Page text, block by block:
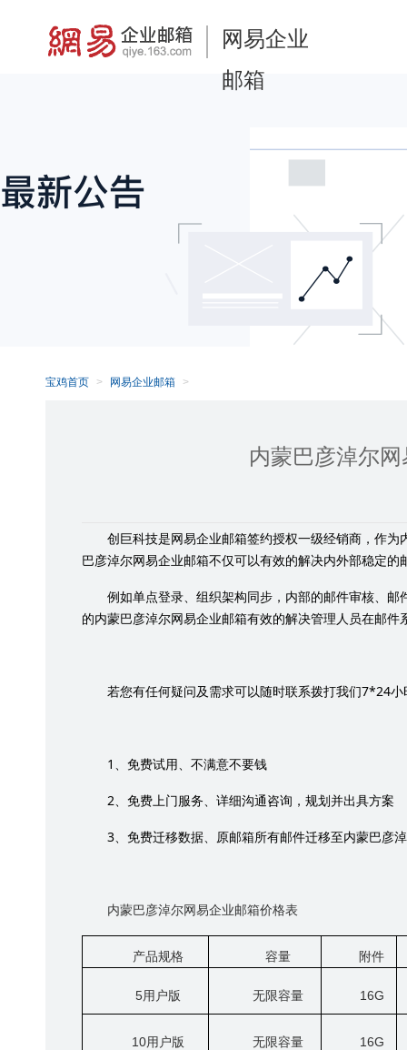
网易企业
邮箱
宝鸡首页 网易企业邮箱
内蒙巴彦淖尔
创巨科技是网易企业邮箱签约授权一级经销商，作
巴彦淖尔网易企业邮箱不仅可以有效的解决内外部稳定
例如单点登录、组织架构同步，内部的邮件审核、
的内蒙巴彦淖尔网易企业邮箱有效的解决管理人员在邮
若您有任何疑问及需求可以随时联系拨打我们7*24小
1 、免费试用、不满意不要钱
2 、免费上门服务、详细沟通咨询，规划并出具方案
3 、免费迁移数据、原邮箱所有邮件迁移至内蒙巴彦
内蒙巴彦淖尔网易企业邮箱价格表
产品规格 容量 附件
5用户版 无限容量 16G
10用户版 无限容量 16G